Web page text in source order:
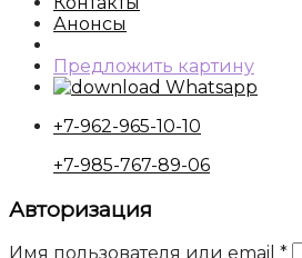
Анонсы
Предложить картину
Whatsapp
+7-962-965-10-10
+7-985-767-89-06
Авторизация
Имя пользователя или email *